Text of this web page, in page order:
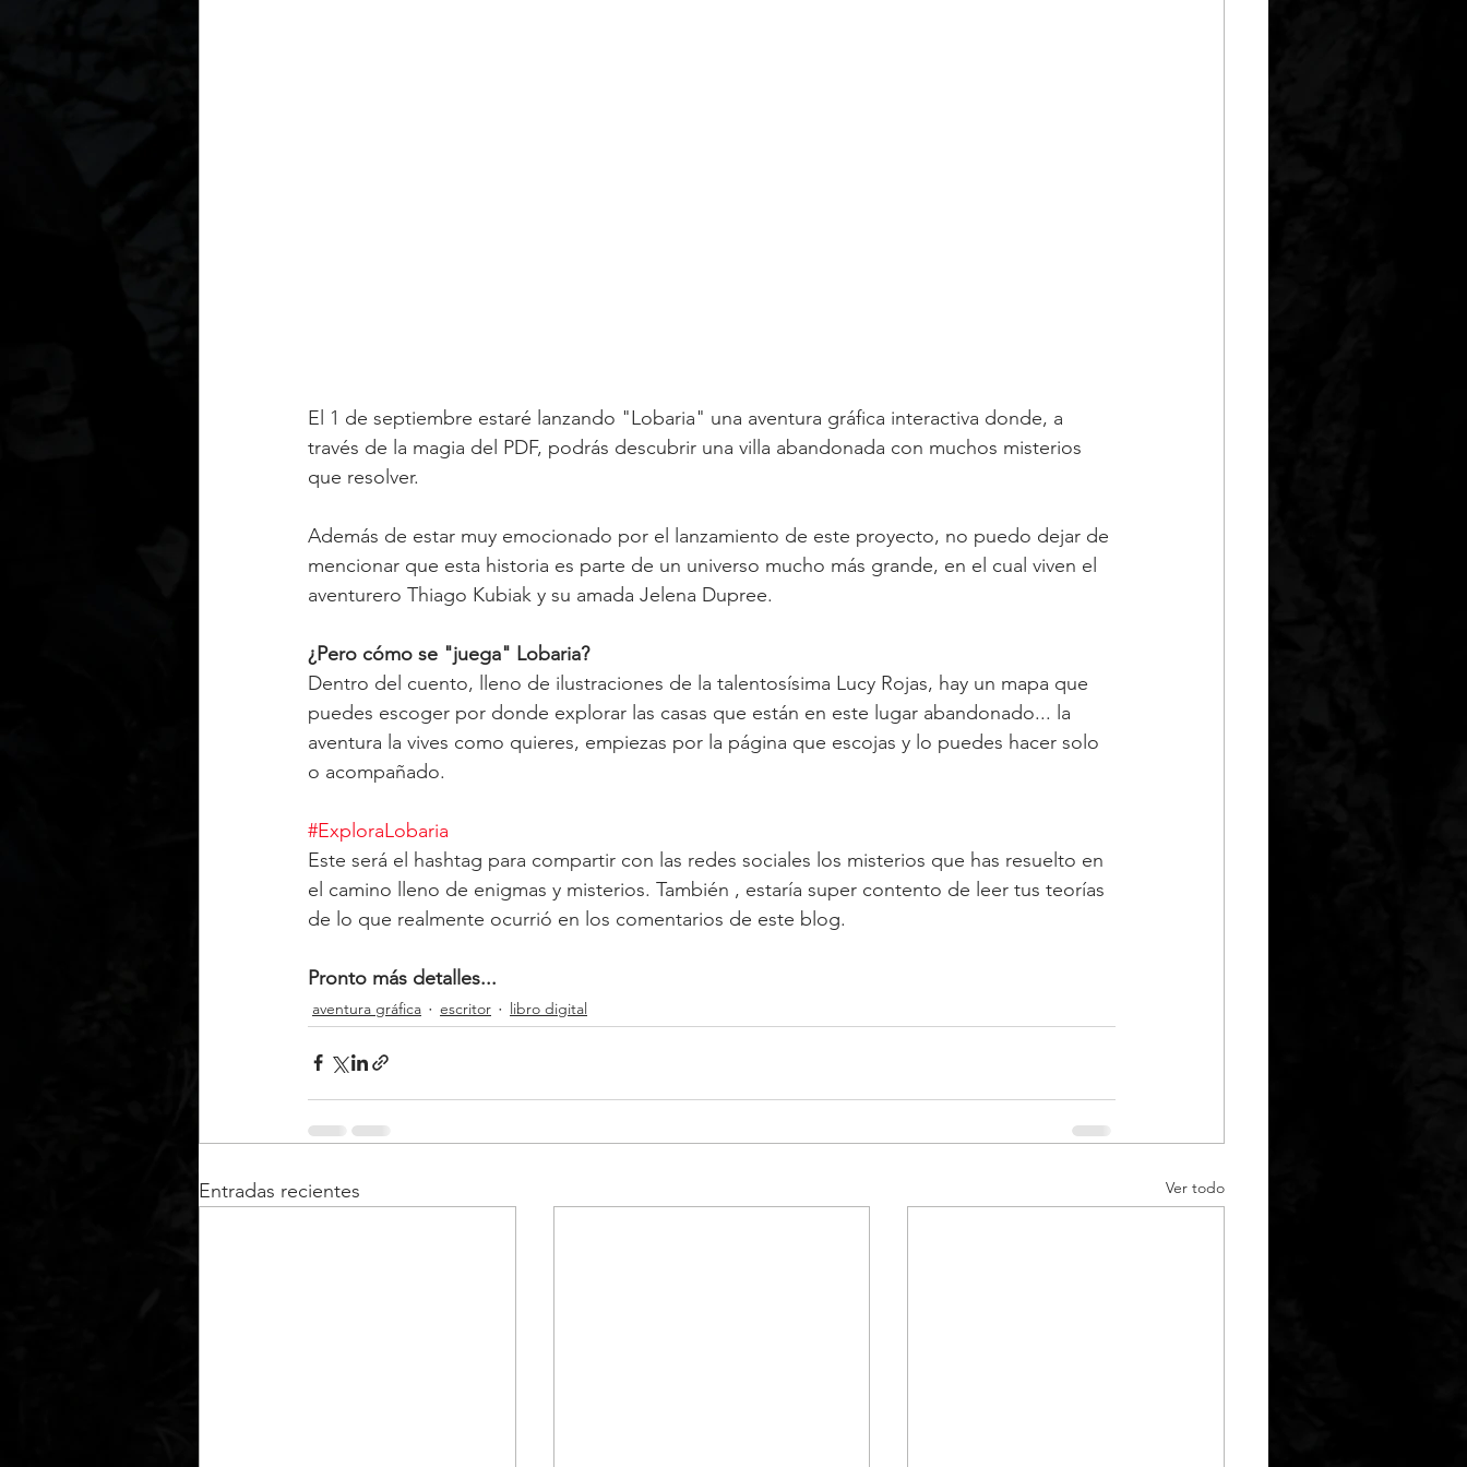
El 1 de septiembre estaré lanzando "Lobaria" una aventura gráfica interactiva donde, a
través de la magia del PDF, podrás descubrir una villa abandonada con muchos misterios
que resolver.
Además de estar muy emocionado por el lanzamiento de este proyecto, no puedo dejar de
mencionar que esta historia es parte de un universo mucho más grande, en el cual viven el
aventurero Thiago Kubiak y su amada Jelena Dupree.
¿Pero cómo se "juega" Lobaria?
Dentro del cuento, lleno de ilustraciones de la talentosísima Lucy Rojas, hay un mapa que
puedes escoger por donde explorar las casas que están en este lugar abandonado... la
aventura la vives como quieres, empiezas por la página que escojas y lo puedes hacer solo
o acompañado.
#ExploraLobaria
Este será el hashtag para compartir con las redes sociales los misterios que has resuelto en
el camino lleno de enigmas y misterios. También , estaría super contento de leer tus teorías
de lo que realmente ocurrió en los comentarios de este blog.
Pronto más detalles...
aventura gráfica escritor libro digital
Entradas recientes Ver todo